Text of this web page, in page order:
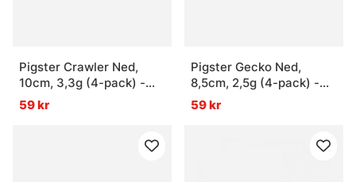
Pigster Crawler Ned,
10cm, 3,3g (4-pack) -
Brown Chartreuse Flake
59 kr
Pigster Gecko Ned,
8,5cm, 2,5g (4-pack) -
Brown Chartreuse Flake
59 kr